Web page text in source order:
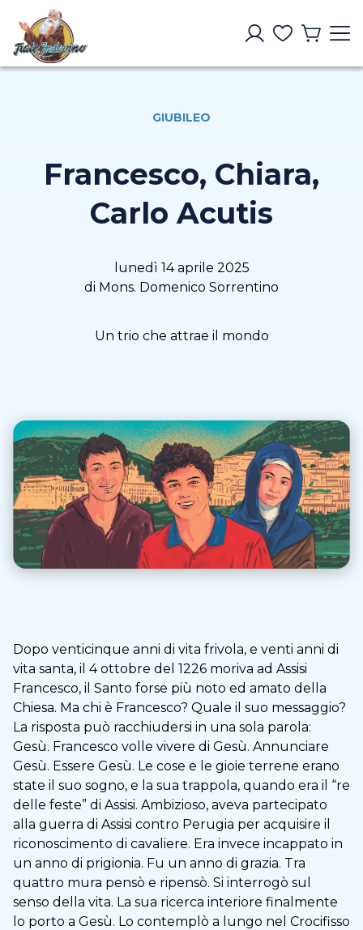
GIUBILEO
Francesco, Chiara,
Carlo Acutis
lunedì 14 aprile 2025
di Mons. Domenico Sorrentino
Un trio che attrae il mondo
Dopo venticinque anni di vita frivola, e venti anni di
vita santa, il 4 ottobre del 1226 moriva ad Assisi
Francesco, il Santo forse più noto ed amato della
Chiesa. Ma chi è Francesco? Quale il suo messaggio?
La risposta può racchiudersi in una sola parola:
Gesù. Francesco volle vivere di Gesù. Annunciare
Gesù. Essere Gesù. Le cose e le gioie terrene erano
state il suo sogno, e la sua trappola, quando era il “re
delle feste” di Assisi. Ambizioso, aveva partecipato
alla guerra di Assisi contro Perugia per acquisire il
riconoscimento di cavaliere. Era invece incappato in
un anno di prigionia. Fu un anno di grazia. Tra
quattro mura pensò e ripensò. Si interrogò sul
senso della vita. La sua ricerca interiore finalmente
lo porto a Gesù. Lo contemplò a lungo nel Crocifisso